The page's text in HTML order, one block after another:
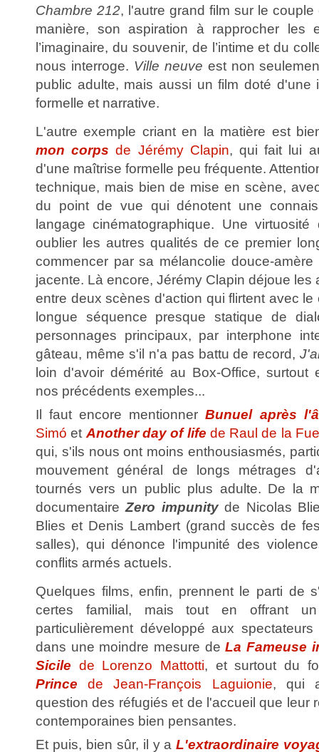
Chambre 212, l'autre grand film sur le
manière, son aspiration à rapprocher les
l’imaginaire, du souvenir, de l’intime et du
nous interroge. Ville neuve est non
public adulte, mais aussi un film doté d'une
formelle et narrative.
L'autre exemple criant en la matière est
mon corps de Jérémy Clapin, qui fait lui
d'une maîtrise formelle peu fréquente.
technique, mais bien de mise en scène,
du point de vue qui dénotent une
langage cinématographique. Une
oublier les autres qualités de ce premier
commencer par sa mélancolie douce-
jacente. Là encore, Jérémy Clapin déjoue les
entre deux scènes d'action qui flirtent avec
longue séquence presque statique de
personnages principaux, par interphone
gâteau, même s'il n'a pas battu de record,
loin d'avoir démérité au Box-Office, surtout
nos précédents exemples...
Il faut encore mentionnerBunuel après
Simó et Another day of life de Raul de la
qui, s'ils nous ont moins enthousiasmés,
mouvement général de longs métrages
tournés vers un public plus adulte. De la
documentaire Zero impunityde Nicolas
Blies et Denis Lambert (grand succès de
salles), qui dénonce l'impunité des
conflits armés actuels.
Quelques films, enfin, prennent le parti de
certes familial, mais tout en offrant
particulièrement développé aux
dans une moindre mesure deLa Fameuse
Sicile de Lorenzo Mattotti, et surtout du
Prince de Jean-François Laguionie, qui
question des réfugiés et de l'accueil que leur
contemporaines bien pensantes.
Et puis, bien sûr, il y aL'extraordinaire